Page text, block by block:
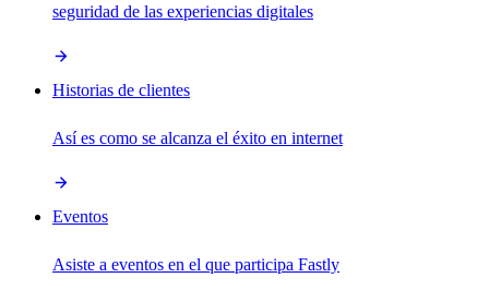
seguridad de las experiencias digitales
Historias de clientes
Así es como se alcanza el éxito en internet
Eventos
Asiste a eventos en el que participa Fastly